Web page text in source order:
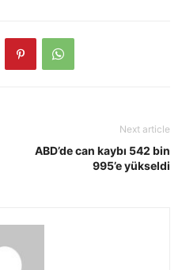
Next article
ABD’de can kaybı 542 bin
995’e yükseldi